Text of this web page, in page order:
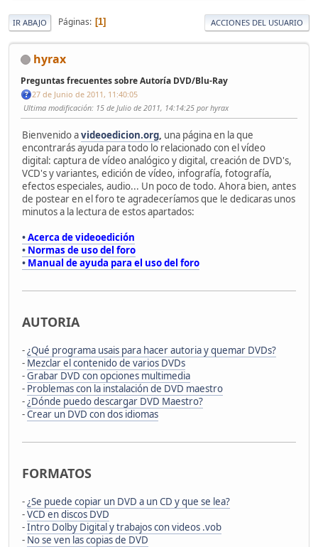
IR ABAJO Páginas 1 ACCIONES DEL USUARIO
hyrax
Preguntas frecuentes sobre Autoría DVD/Blu-Ray
27 de Junio de 2011, 11:40:05
Ultima modificación: 15 de Julio de 2011, 14:14:25 por hyrax
Bienvenido avideoedicion.org, una página en la que
encontrarás ayuda para todo lo relacionado con el vídeo
digital: captura de vídeo analógico y digital, creación de DVD's,
VCD's y variantes, edición de vídeo, infografía, fotografía,
efectos especiales, audio... Un poco de todo. Ahora bien, antes
de postear en el foro te agradeceríamos que le dedicaras unos
minutos a la lectura de estos apartados:
•Acerca de videoedición
• Normas de uso del foro
• Manual de ayuda para el uso del foro
AUTORIA
-¿Qué programa usais para hacer autoria y quemar DVDs?
- Mezclar el contenido de varios DVDs
-Grabar DVD con opciones multimedia
- Problemas con la instalación de DVD maestro
-¿Dónde puedo descargar DVD Maestro?
-Crear un DVD con dos idiomas
FORMATOS
-¿Se puede copiar un DVD a un CD y que se lea?
-VCD en discos DVD
-Intro Dolby Digital y trabajos con videos .vob
- No se ven las copias de DVD